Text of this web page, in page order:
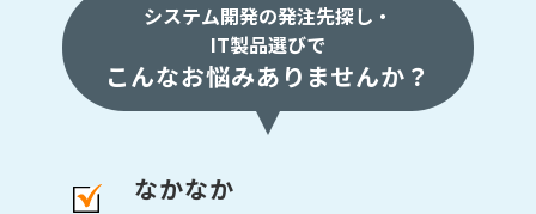
システム開発の発注先探し・
IT製品選びで
こんなお悩みありませんか？
なかなか